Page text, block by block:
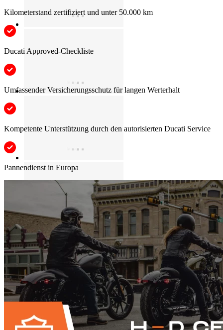
Kilometerstand zertifiziert und unter 50.000 km
Ducati Approved-Checkliste
Umfassender Versicherungsschutz für langen Werterhalt
Kompetente Unterstützung durch den autorisierten Ducati Service
Pannendienst in Europa